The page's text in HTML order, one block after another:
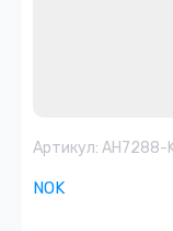
Артикул: AH7288-
NOK